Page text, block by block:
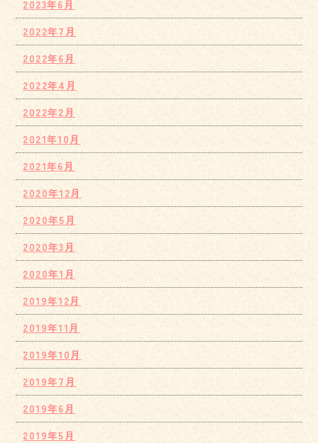
2023年6月
2022年7月
2022年6月
2022年4月
2022年2月
2021年10月
2021年6月
2020年12月
2020年5月
2020年3月
2020年1月
2019年12月
2019年11月
2019年10月
2019年7月
2019年6月
2019年5月